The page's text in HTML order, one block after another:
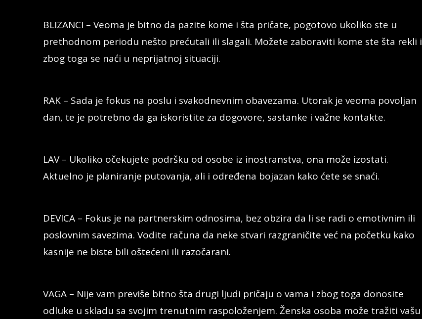
BLIZANCI – Veoma je bitno da pazite kome i šta pričate, pogotovo ukoliko ste u
prethodnom periodu nešto prećutali ili slagali. Možete zaboraviti kome ste šta rekli i
zbog toga se naći u neprijatnoj situaciji.
RAK – Sada je fokus na poslu i svakodnevnim obavezama. Utorak je veoma povoljan
dan, te je potrebno da ga iskoristite za dogovore, sastanke i važne kontakte.
LAV – Ukoliko očekujete podršku od osobe iz inostranstva, ona može izostati.
Aktuelno je planiranje putovanja, ali i određena bojazan kako ćete se snaći.
DEVICA – Fokus je na partnerskim odnosima, bez obzira da li se radi o emotivnim ili
poslovnim savezima. Vodite računa da neke stvari razgraničite već na početku kako
kasnije ne biste bili oštećeni ili razočarani.
VAGA – Nije vam previše bitno šta drugi ljudi pričaju o vama i zbog toga donosite
odluke u skladu sa svojim trenutnim raspoloženjem. Ženska osoba može tražiti vašu